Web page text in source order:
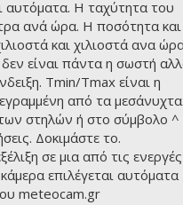
αυτόματα. Η ταχύτητα του
ανά ώρα. Η ποσότητα και
και χιλιοστά ανα
είναι πάντα η σωστή
Tmin/Tmax είναι η
από τα
των στηλών ή στο σύμβολο ^
Δοκιμάστε το.
σε μια από τις ενεργές
επιλέγεται αυτόματα
meteocam.gr